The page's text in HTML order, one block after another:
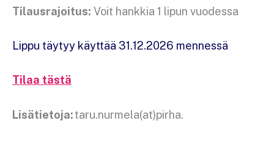
Tilausrajoitus: Voit hankkia 1 lipun vuodessa
Lippu täytyy käyttää 31.12.2026 mennessä
Tilaa tästä
Lisätietoja:taru.nurmela(at)pirha.